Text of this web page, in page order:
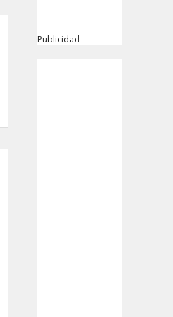
Publicidad